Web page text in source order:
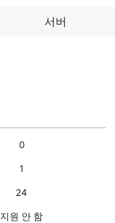
서버
0
1
24
지원 안 함